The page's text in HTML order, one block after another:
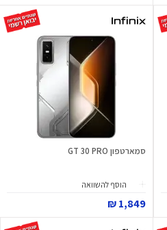
סמארטפון GT 30 PRO
הוסף להשוואה
1,849 ₪